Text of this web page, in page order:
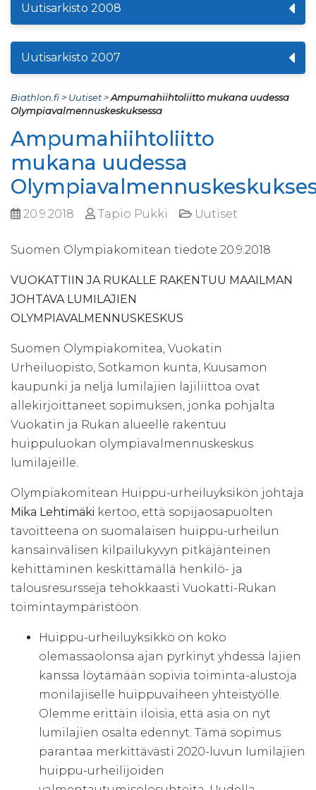
Uutisarkisto 2008
Uutisarkisto 2007
Biathlon.fi> Uutiset>Ampumahiihtoliitto mukana uudessa
Olympiavalmennuskeskuksessa
Ampumahiihtoliitto
mukana uudessa
20.9.2018 Tapio Pukki Uutiset
Suomen Olympiakomitean tiedote 20.9.2018
VUOKATTIIN JA RUKALLE RAKENTUU MAAILMAN
JOHTAVA LUMILAJIEN
OLYMPIAVALMENNUSKESKUS
Suomen Olympiakomitea, Vuokatin
Urheiluopisto, Sotkamon kunta, Kuusamon
kaupunki ja neljä lumilajien lajiliittoa ovat
allekirjoittaneet sopimuksen, jonka pohjalta
Vuokatin ja Rukan alueelle rakentuu
huippuluokan olympiavalmennuskeskus
lumilajeille.
Olympiakomitean Huippu-urheiluyksikön johtaja
Mika Lehtimäki kertoo, että sopijaosapuolten
tavoitteena on suomalaisen huippu-urheilun
kansainvälisen kilpailukyvyn pitkäjänteinen
kehittäminen keskittämällä henkilö- ja
talousresursseja tehokkaasti Vuokatti-Rukan
toimintaympäristöön.
Huippu-urheiluyksikkö on koko
olemassaolonsa ajan pyrkinyt yhdessä lajien
kanssa löytämään sopivia toiminta-alustoja
monilajiselle huippuvaiheen yhteistyölle.
Olemme erittäin iloisia, että asia on nyt
lumilajien osalta edennyt. Tämä sopimus
parantaa merkittävästi 2020-luvun lumilajien
huippu-urheilijoiden